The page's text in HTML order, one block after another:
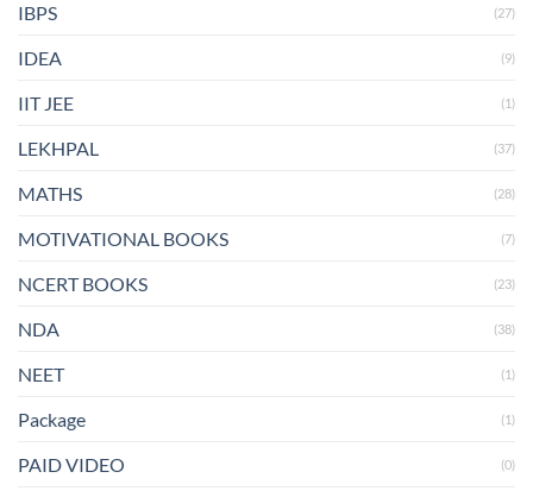
IBPS (27)
IDEA (9)
IIT JEE (1)
LEKHPAL (37)
MATHS (28)
MOTIVATIONAL BOOKS (7)
NCERT BOOKS (23)
NDA (38)
NEET (1)
Package (1)
PAID VIDEO (0)